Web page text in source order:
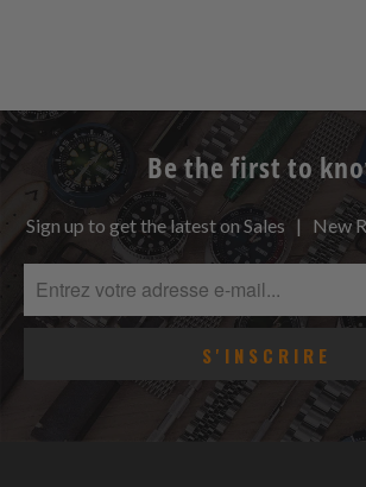
Be the first to
Sign up to get the latest on Sales | New